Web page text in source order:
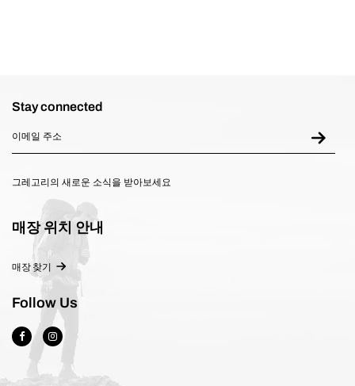
Stay connected
그레고리의 새로운 소식을 받아보세요
매장 위치 안내
매장 찾기
Follow Us